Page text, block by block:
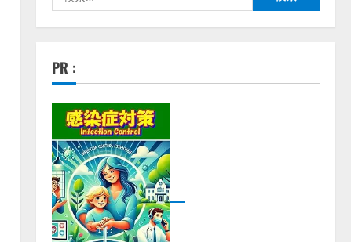
索:
PR :